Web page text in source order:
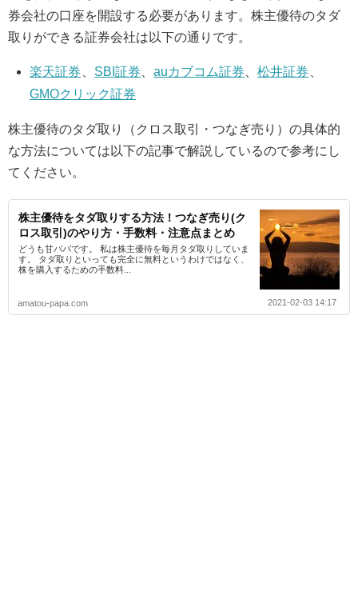
券会社の口座を開設する必要があります。株主優待のタダ
取りができる証券会社は以下の通りです。
楽天証券 SBI証券 、auカブコム証券 、松井証券
GMOクリック証券
株主優待のタダ取り（クロス取引・つなぎ売り）の具体的
な方法については以下の記事で解説しているので参考にし
てください。
株主優待をタダ取りする方法！つなぎ売り(ク
ロス取引)のやり方・手数料・注意点まとめ
どうも甘パパです。 私は株主優待を毎月タダ取りしていま
す。 タダ取りといっても完全に無料というわけではなく、
株を購入するための手数料...
amatou-papa.com 2021-02-03 14:17